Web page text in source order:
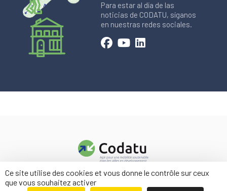
Para estar al día de las
noticias de CODATU, síganos
en nuestras redes sociales.
Ce site utilise des cookies et vous donne le contrôle sur ceux
que vous souhaitez activer